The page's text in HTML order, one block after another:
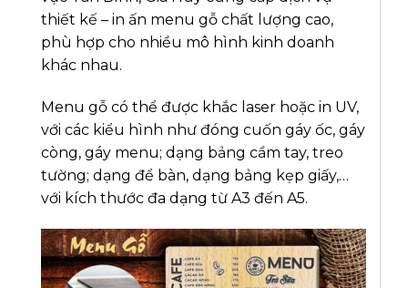
thiết kế – in ấn menu gỗ chất lượng cao,
phù hợp cho nhiều mô hình kinh doanh
khác nhau.
Menu gỗ có thể được khắc laser hoặc in UV,
với các kiểu hình như đóng cuốn gáy ốc, gáy
còng, gáy menu; dạng bảng cầm tay, treo
tường; dạng để bàn, dạng bảng kẹp giấy,…
với kích thước đa dạng từ A3 đến A5.